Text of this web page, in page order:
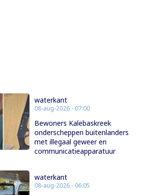
waterkant
08-aug-2026 - 07:00
Bewoners Kalebaskreek
onderscheppen buitenlanders
met illegaal geweer en
communicatieapparatuur
waterkant
08-aug-2026 - 06:05